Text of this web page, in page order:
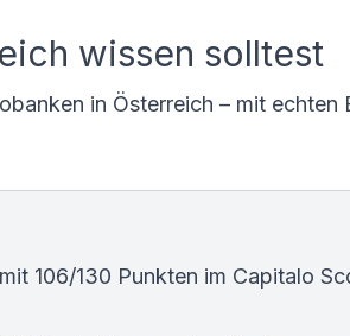
wissen solltest
in Österreich – mit
106/130 Punkten im Capitalo